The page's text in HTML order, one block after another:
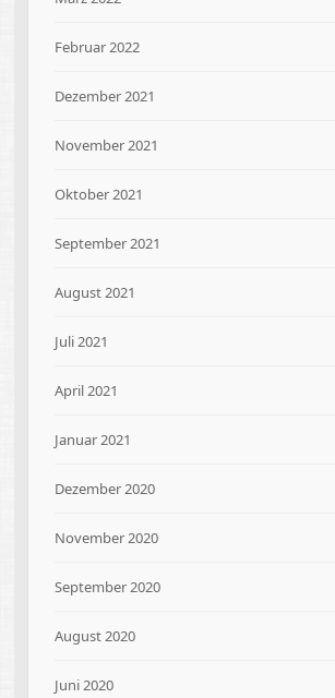
Februar 2022
Dezember 2021
November 2021
Oktober 2021
September 2021
August 2021
Juli 2021
April 2021
Januar 2021
Dezember 2020
November 2020
September 2020
August 2020
Juni 2020